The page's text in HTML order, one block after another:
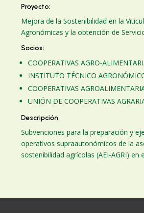
Proyecto:
Mejora de la Sostenibilidad en la
Agronómicas y la obtención de
Socios:
COOPERATIVAS AGRO-
INSTITUTO TÉCNICO
COOPERATIVAS
UNIÓN DE COOPERATIVAS
Descripción
Subvenciones para la preparación y
operativos supraautonómicos de la
sostenibilidad agrícolas (AEI-AGRI) en